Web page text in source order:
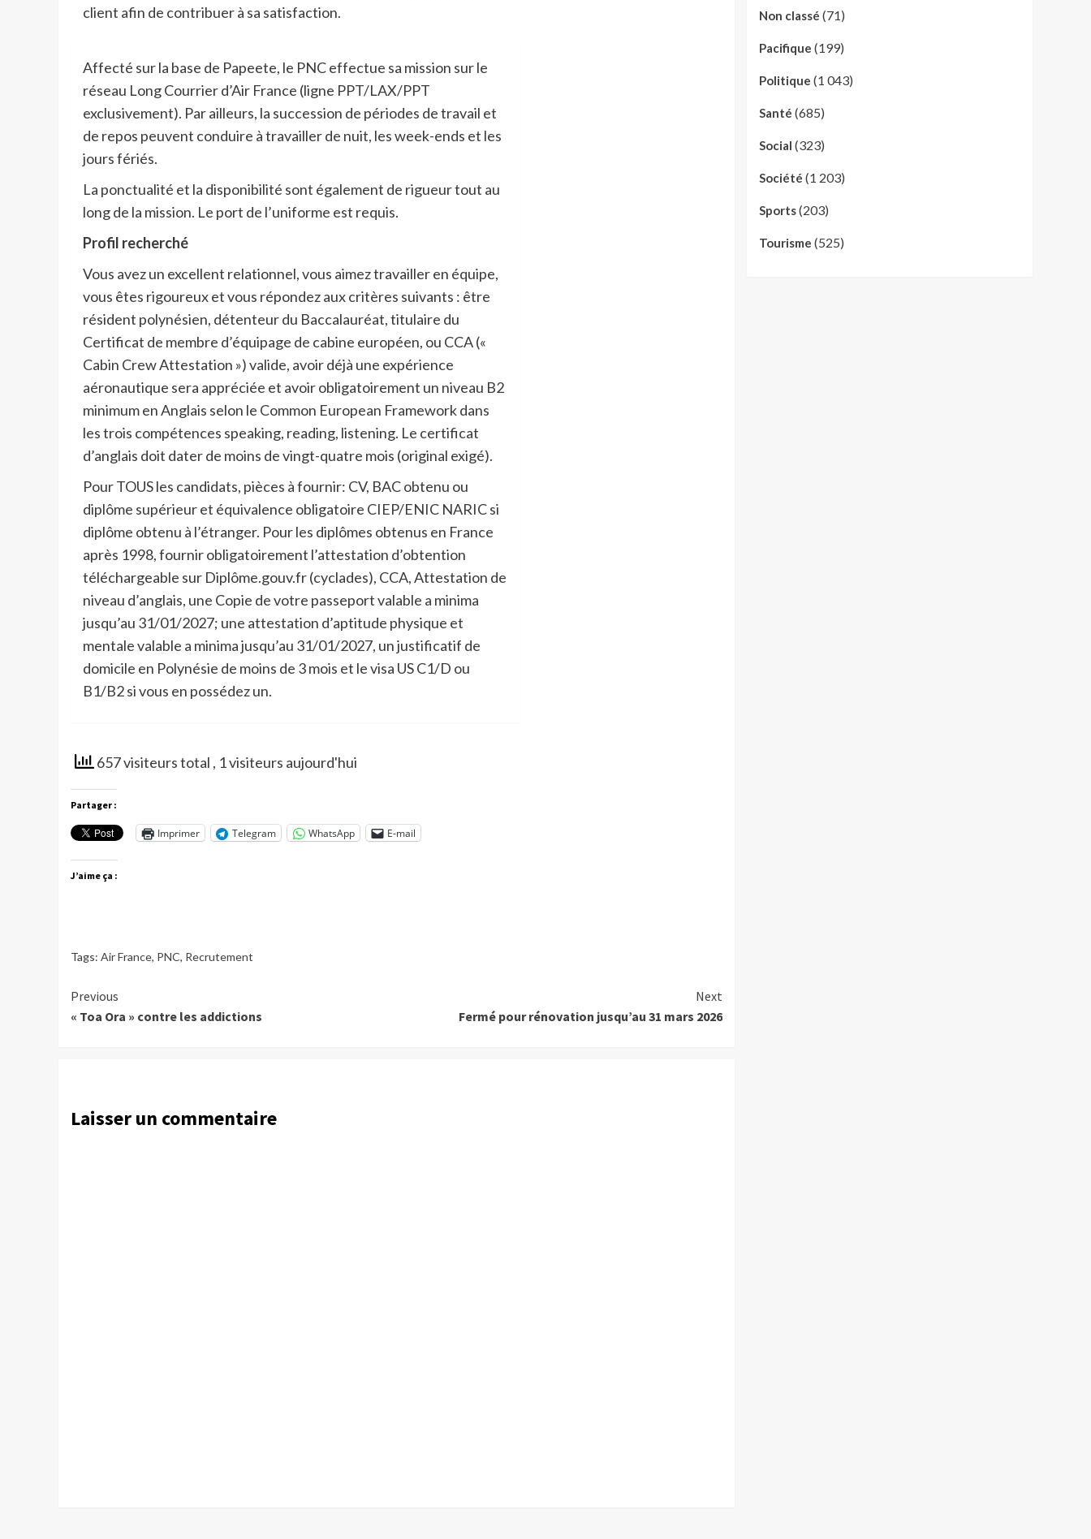
client afin de contribuer à sa satisfaction.
Affecté sur la base de Papeete, le PNC effectue sa mission sur le
réseau Long Courrier d’Air France (ligne PPT/LAX/PPT
exclusivement). Par ailleurs, la succession de périodes de travail et
de repos peuvent conduire à travailler de nuit, les week-ends et les
jours fériés.
La ponctualité et la disponibilité sont également de rigueur tout au
long de la mission. Le port de l’uniforme est requis.
Profil recherché
Vous avez un excellent relationnel, vous aimez travailler en équipe,
vous êtes rigoureux et vous répondez aux critères suivants : être
résident polynésien, détenteur du Baccalauréat, titulaire du
Certificat de membre d’équipage de cabine européen, ou CCA («
Cabin Crew Attestation ») valide, avoir déjà une expérience
aéronautique sera appréciée et avoir obligatoirement un niveau B2
minimum en Anglais selon le Common European Framework dans
les trois compétences speaking, reading, listening. Le certificat
d’anglais doit dater de moins de vingt-quatre mois (original exigé).
Pour TOUS les candidats, pièces à fournir: CV, BAC obtenu ou
diplôme supérieur et équivalence obligatoire CIEP/ENIC NARIC si
diplôme obtenu à l’étranger. Pour les diplômes obtenus en France
après 1998, fournir obligatoirement l’attestation d’obtention
téléchargeable sur Diplôme.gouv.fr (cyclades), CCA, Attestation de
niveau d’anglais, une Copie de votre passeport valable a minima
jusqu’au 31/01/2027; une attestation d’aptitude physique et
mentale valable a minima jusqu’au 31/01/2027, un justificatif de
domicile en Polynésie de moins de 3 mois et le visa US C1/D ou
B1/B2 si vous en possédez un.
657 visiteurs total , 1 visiteurs aujourd'hui
Partager :
Imprimer Telegram WhatsApp E-mail
J’aime ça :
Tags: Air France, PNC, Recrutement
Continue
Reading
Previous
« Toa Ora » contre les addictions
Next
Fermé pour rénovation jusqu’au 31 mars 2026
Laisser un commentaire
Non classé (71)
Pacifique (199)
Politique (1 043)
Santé (685)
Social (323)
Société (1 203)
Sports(203)
Tourisme (525)